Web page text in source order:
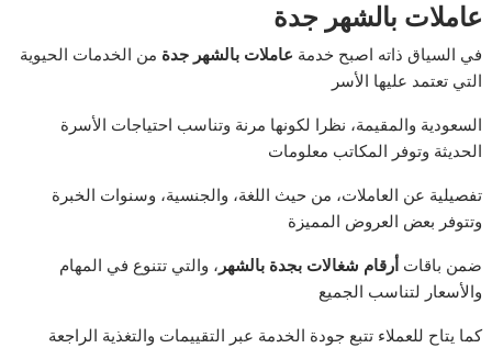
عاملات بالشهر جدة
في السياق ذاته اصبح خدمة عاملات بالشهر جدة من الخدمات الحيوية
التي تعتمد عليها الأسر
السعودية والمقيمة، نظرا لكونها مرنة وتناسب احتياجات الأسرة
الحديثة وتوفر المكاتب معلومات
تفصيلية عن العاملات، من حيث اللغة، والجنسية، وسنوات الخبرة
وتتوفر بعض العروض المميزة
ضمن باقاتأرقام شغالات بجدة بالشهر ، والتي تتنوع في المهام
والأسعار لتناسب الجميع
كما يتاح للعملاء تتبع جودة الخدمة عبر التقييمات والتغذية الراجعة